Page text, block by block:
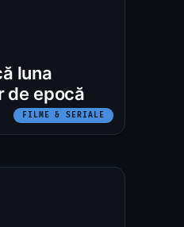
luna
de epocă
FILME & SERIALE